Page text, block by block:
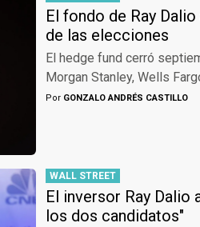
El fondo de Ray
de las elecciones
El hedge fund cerró
Morgan Stanley, Wells
Por GONZALO ANDRÉS CASTILLO
WALL STREET
El inversor Ray Dalio
los dos candidatos"